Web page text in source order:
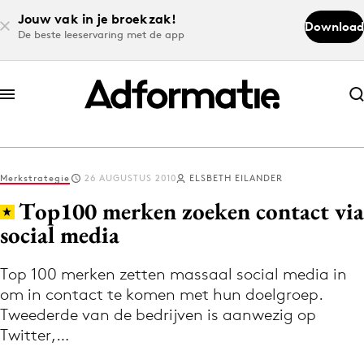
Jouw vak in je broekzak!
De beste leeservaring met de app
Download
Abonneer nu
Abonneer nu
Log in
Volg het laatste nieuws via de Adformatie
Nieuws app
Merkstrategie 26 AUGUSTUS 2010 ELSBETH EILANDER
Top100 merken zoeken contact via
social media
Top 100 merken zetten massaal social media in
om in contact te komen met hun doelgroep.
Tweederde van de bedrijven is aanwezig op
Twitter,…